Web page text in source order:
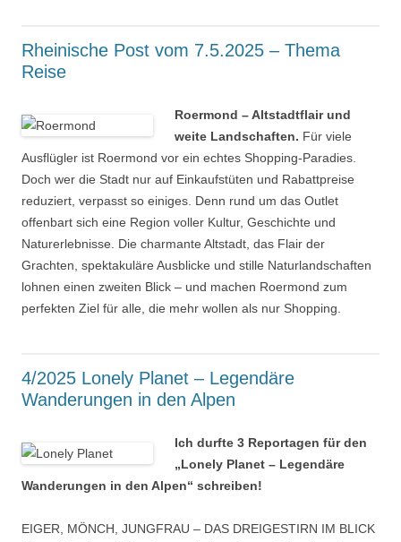
Rheinische Post vom 7.5.2025 – Thema
Reise
Roermond – Altstadtflair und
weite Landschaften. Für viele
Ausflügler ist Roermond vor ein echtes Shopping-Paradies.
Doch wer die Stadt nur auf Einkaufstüten und Rabattpreise
reduziert, verpasst so einiges. Denn rund um das Outlet
offenbart sich eine Region voller Kultur, Geschichte und
Naturerlebnisse. Die charmante Altstadt, das Flair der
Grachten, spektakuläre Ausblicke und stille Naturlandschaften
lohnen einen zweiten Blick – und machen Roermond zum
perfekten Ziel für alle, die mehr wollen als nur Shopping.
4/2025 Lonely Planet – Legendäre
Wanderungen in den Alpen
Ich durfte 3 Reportagen für den
„Lonely Planet – Legendäre
Wanderungen in den Alpen“ schreiben!
EIGER, MÖNCH, JUNGFRAU – DAS DREIGESTIRN IM BLICK